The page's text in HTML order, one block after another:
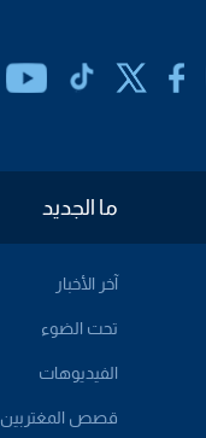
ما الجديد
آخر الأخبار
تحت الضوء
الفيديوهات
قصص المغتربين